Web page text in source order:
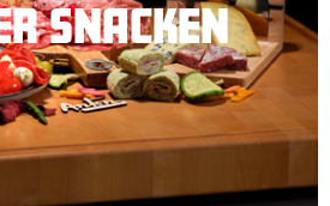
SNACKEN